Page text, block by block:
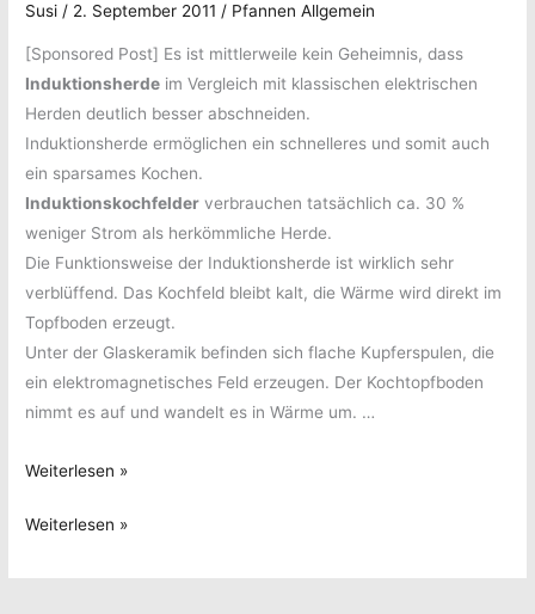
Susi / 2. September 2011 / Pfannen Allgemein
[Sponsored Post] Es ist mittlerweile kein Geheimnis, dass
Induktionsherde im Vergleich mit klassischen elektrischen
Herden deutlich besser abschneiden.
Induktionsherde ermöglichen ein schnelleres und somit auch
ein sparsames Kochen.
Induktionskochfelder verbrauchen tatsächlich ca. 30 %
weniger Strom als herkömmliche Herde.
Die Funktionsweise der Induktionsherde ist wirklich sehr
verblüffend. Das Kochfeld bleibt kalt, die Wärme wird direkt im
Topfboden erzeugt.
Unter der Glaskeramik befinden sich flache Kupferspulen, die
ein elektromagnetisches Feld erzeugen. Der Kochtopfboden
nimmt es auf und wandelt es in Wärme um. …
Induktion
Weiterlesen »
Induktion
Weiterlesen »